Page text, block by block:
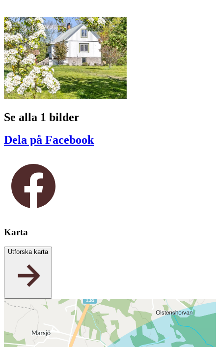
Se alla 1 bilder
Dela på Facebook
Karta
Utforska karta